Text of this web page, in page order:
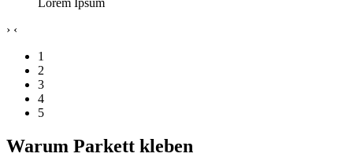
Lorem Ipsum
› ‹
1
2
3
4
5
Warum Parkett kleben